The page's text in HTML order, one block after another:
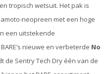
tropisch wetsuit. Het pak is
neopreen met een hoge
een uitstekende
nieuwe en verbeterde No
de Sentry Tech Dry één van de